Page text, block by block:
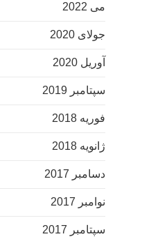
می 2022
جولای 2020
آوریل 2020
سپتامبر 2019
فوریه 2018
ژانویه 2018
دسامبر 2017
نوامبر 2017
سپتامبر 2017